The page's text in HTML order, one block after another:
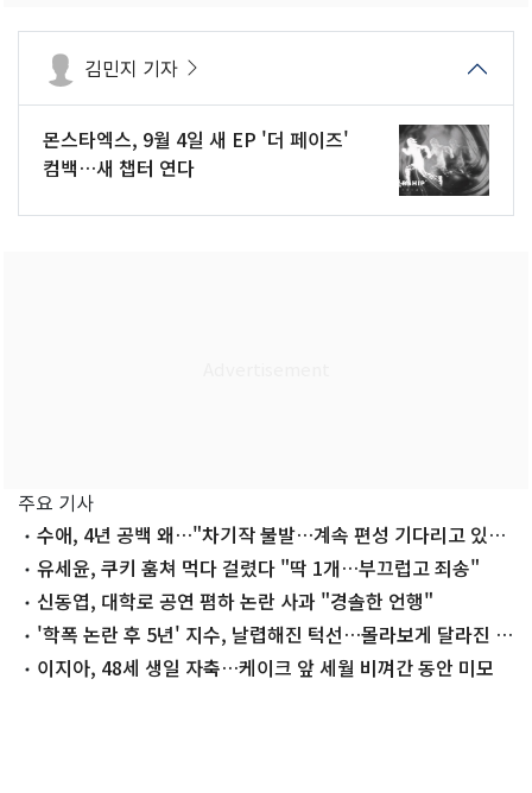
김민지 기자
몬스타엑스, 9월 4일 새 EP '더 페이즈'
컴백…새 챕터 연다
주요 기사
수애, 4년 공백 왜…"차기작 불발…계속 편성 기다리고 있
다"유세윤, 쿠키 훔쳐 먹다 걸렸다 "딱 1개…부끄럽고 죄송"
신동엽, 대학로 공연 폄하 논란 사과 "경솔한 언행"
'학폭 논란 후 5년' 지수, 날렵해진 턱선…몰라보게 달라진 근
황 이지아, 48세 생일 자축…케이크 앞 세월 비껴간 동안 미모